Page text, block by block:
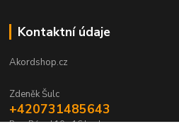
Kontaktní údaje
Akordshop.cz
Zdeněk Šulc
+420731485643
Po - Pá od 10 - 16 hod.